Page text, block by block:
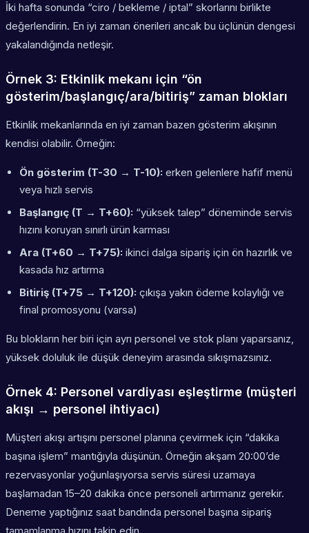
İki hafta sonunda “ciro / bekleme / iptal” skorlarını birlikte
değerlendirin. En iyi zaman önerileri ancak bu üçlünün dengesi
yakalandığında netleşir.
Örnek 3: Etkinlik mekanı için “ön
gösterim/başlangıç/ara/bitiriş” zaman blokları
Etkinlik mekanlarında en iyi zaman bazen gösterim akışının
kendisi olabilir. Örneğin:
Ön gösterim (T-30 → T-10): erken gelenlere hafif menü
veya hızlı servis
Başlangıç (T → T+60): “yüksek talep” döneminde servis
hızını koruyan sınırlı ürün karması
Ara (T+60 → T+75): ikinci dalga sipariş için ön hazırlık ve
kasada hız artırma
Bitiriş (T+75 → T+120): çıkışa yakın ödeme kolaylığı ve
final promosyonu (varsa)
Bu blokların her biri için ayrı personel ve stok planı yaparsanız,
yüksek doluluk ile düşük deneyim arasında sıkışmazsınız.
Örnek 4: Personel vardiyası eşleştirme (müşteri
akışı → personel ihtiyacı)
Müşteri akışı artışını personel planına çevirmek için “dakika
başına işlem” mantığıyla düşünün. Örneğin akşam 20:00’de
rezervasyonlar yoğunlaşıyorsa servis süresi uzamaya
başlamadan 15–20 dakika önce personeli artırmanız gerekir.
Deneme yaptığınız saat bandında personel başına sipariş